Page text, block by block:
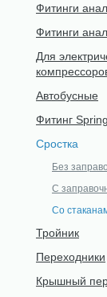
Фитинги
Фитинги
Для
Автобусные
Фитинг
Сростка
Без
С
Со
Тройник
Переходники
Крышный